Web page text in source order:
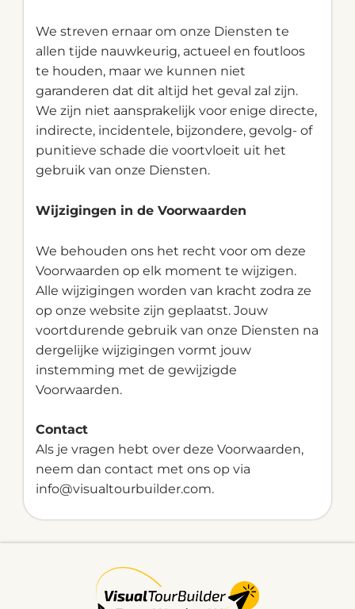
We streven ernaar om onze Diensten te
allen tijde nauwkeurig, actueel en foutloos
te houden, maar we kunnen niet
garanderen dat dit altijd het geval zal zijn.
We zijn niet aansprakelijk voor enige directe,
indirecte, incidentele, bijzondere, gevolg- of
punitieve schade die voortvloeit uit het
gebruik van onze Diensten.
Wijzigingen in de Voorwaarden
We behouden ons het recht voor om deze
Voorwaarden op elk moment te wijzigen.
Alle wijzigingen worden van kracht zodra ze
op onze website zijn geplaatst. Jouw
voortdurende gebruik van onze Diensten na
dergelijke wijzigingen vormt jouw
instemming met de gewijzigde
Voorwaarden.
Contact
Als je vragen hebt over deze Voorwaarden,
neem dan contact met ons op via
info@visualtourbuilder.com.